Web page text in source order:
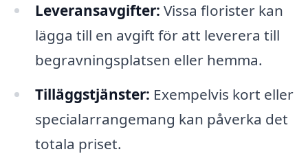
Leveransavgifter: Vissa florister kan
lägga till en avgift för att leverera till
begravningsplatsen eller hemma.
Tilläggstjänster: Exempelvis kort eller
specialarrangemang kan påverka det
totala priset.